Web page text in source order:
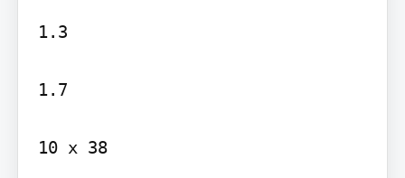
1.3
1.7
10 x 38